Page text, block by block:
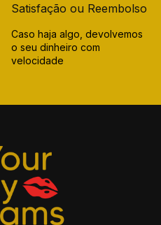
Satisfação ou Reembolso
Caso haja algo, devolvemos
o seu dinheiro com
velocidade